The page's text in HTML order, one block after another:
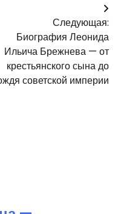
Следующая:
Биография Леонида
Ильича Брежнева — от
крестьянского сына до
советской империи